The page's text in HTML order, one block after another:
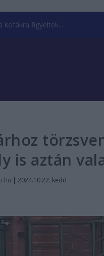
kofákra figyeltek...
is aztán
|2024.10.22. kedd